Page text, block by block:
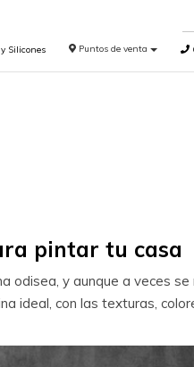
Silicones Puntos de venta
pintar tu casa
y aunque a veces se
ideal, con las texturas,